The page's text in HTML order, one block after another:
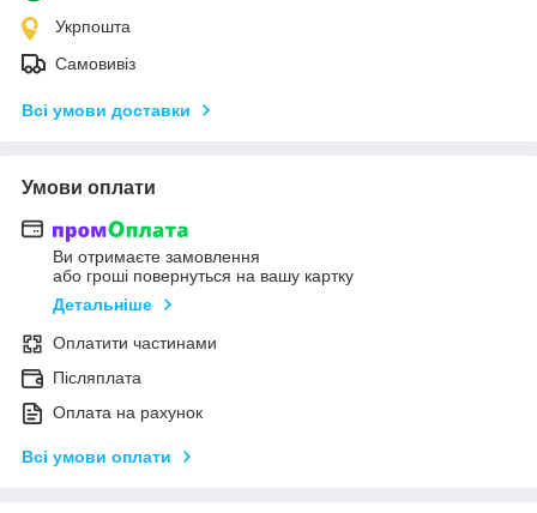
Укрпошта
Самовивіз
Всі умови доставки
Умови оплати
Ви отримаєте замовлення
або гроші повернуться на вашу картку
Детальніше
Оплатити частинами
Післяплата
Оплата на рахунок
Всі умови оплати